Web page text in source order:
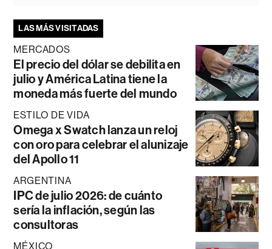
LAS MÁS VISITADAS
MERCADOS
El precio del dólar se debilita en
julio y América Latina tiene la
moneda más fuerte del mundo
ESTILO DE VIDA
Omega x Swatch lanza un reloj
con oro para celebrar el alunizaje
del Apollo 11
ARGENTINA
IPC de julio 2026: de cuánto
sería la inflación, según las
consultoras
MÉXICO